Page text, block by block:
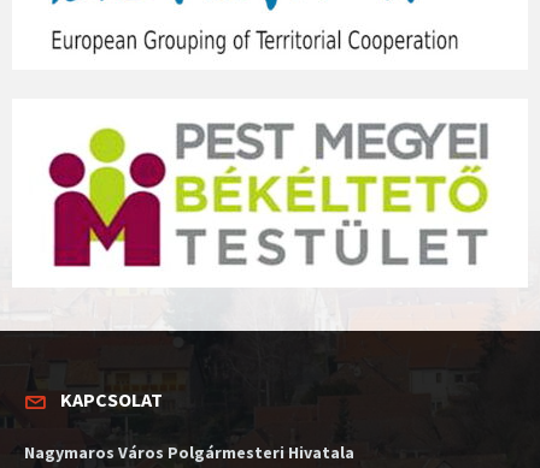
KAPCSOLAT
Nagymaros Város Polgármesteri Hivatala